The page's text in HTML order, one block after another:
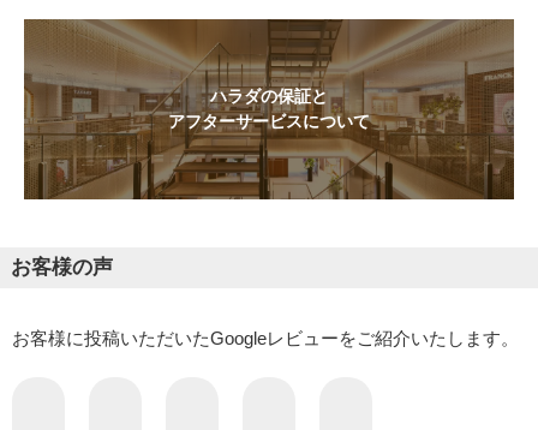
ハラダの保証と
アフターサービスについて
お客様の声
お客様に投稿いただいたGoogleレビューをご紹介いたします。